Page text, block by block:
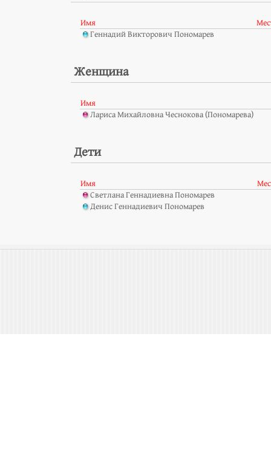
Имя
Геннадий Викторович Пономарев
Женщина
Имя
Лариса Михайловна Чеснокова (Пономарева)
Дети
Имя
Светлана Геннадиевна Пономарев
Денис Геннадиевич Пономарев